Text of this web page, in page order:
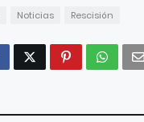
Noticias Rescisión